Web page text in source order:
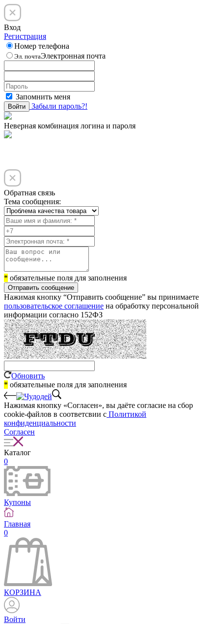
Вход
Регистрация
Номер телефона
Эл. почтаЭлектронная почта
Запомнить меня
Войти Забыли пароль?!
Неверная комбинация логина и пароля
Обратная связь
Тема сообщения:
* обязательные поля для заполнения
Отправить сообщение
Нажимая кнопку “Отправить сообщение” вы принимаете
пользовательское соглашение на обработку персональной
информации согласно 152ФЗ
Обновить
* обязательные поля для заполнения
Нажимая кнопку «Согласен», вы даёте cогласие на сбор
cookie-файлов в соответсвии с Политикой
конфиденциальности
Согласен
Каталог
0
Купоны
Главная
0
КОРЗИНА
Войти